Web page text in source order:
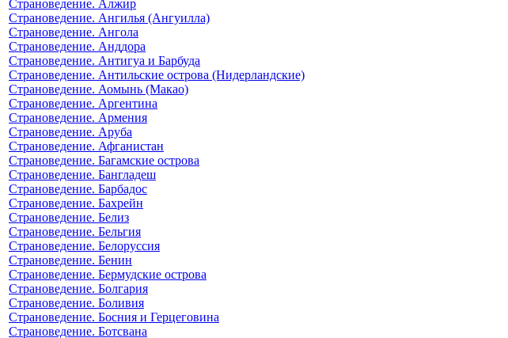
Страноведение. Алжир
Страноведение. Ангилья (Ангуилла)
Страноведение. Ангола
Страноведение. Анддора
Страноведение. Антигуа и Барбуда
Страноведение. Антильские острова (Нидерландские)
Страноведение. Аомынь (Макао)
Страноведение. Аргентина
Страноведение. Армения
Страноведение. Аруба
Страноведение. Афганистан
Страноведение. Багамские острова
Страноведение. Бангладеш
Страноведение. Барбадос
Страноведение. Бахрейн
Страноведение. Белиз
Страноведение. Бельгия
Страноведение. Белоруссия
Страноведение. Бенин
Страноведение. Бермудские острова
Страноведение. Болгария
Страноведение. Боливия
Страноведение. Босния и Герцеговина
Страноведение. Ботсвана